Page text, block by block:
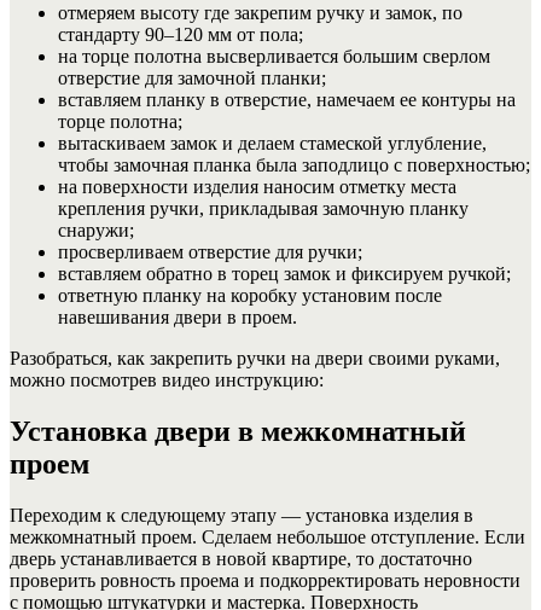
отмеряем высоту где закрепим ручку и замок, по
стандарту 90–120 мм от пола;
на торце полотна высверливается большим сверлом
отверстие для замочной планки;
вставляем планку в отверстие, намечаем ее контуры на
торце полотна;
вытаскиваем замок и делаем стамеской углубление,
чтобы замочная планка была заподлицо с поверхностью;
на поверхности изделия наносим отметку места
крепления ручки, прикладывая замочную планку
снаружи;
просверливаем отверстие для ручки;
вставляем обратно в торец замок и фиксируем ручкой;
ответную планку на коробку установим после
навешивания двери в проем.
Разобраться, как закрепить ручки на двери своими руками,
можно посмотрев видео инструкцию:
Установка двери в межкомнатный
проем
Переходим к следующему этапу — установка изделия в
межкомнатный проем. Сделаем небольшое отступление. Если
дверь устанавливается в новой квартире, то достаточно
проверить ровность проема и подкорректировать неровности
с помощью штукатурки и мастерка. Поверхность